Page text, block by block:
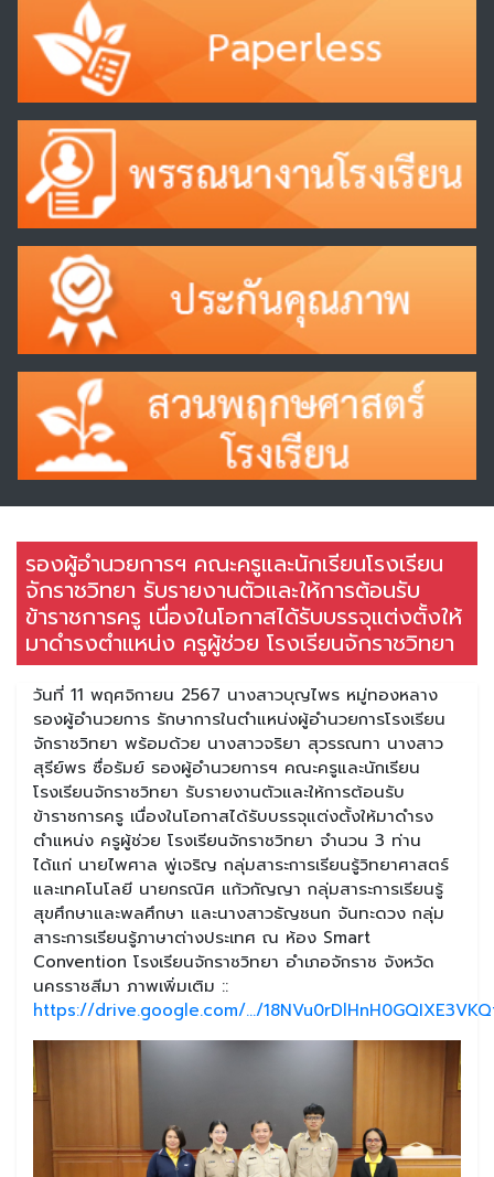
รองผู้อำนวยการฯ คณะครูและนักเรียนโรงเรียน
จักราชวิทยา รับรายงานตัวและให้การต้อนรับ
ข้าราชการครู เนื่องในโอกาสได้รับบรรจุแต่งตั้งให้
มาดำรงตำแหน่ง ครูผู้ช่วย โรงเรียนจักราชวิทยา
วันที่ 11 พฤศจิกายน 2567 นางสาวบุญไพร หมู่ทองหลาง
รองผู้อำนวยการ รักษาการในตำแหน่งผู้อำนวยการโรงเรียน
จักราชวิทยา พร้อมด้วย นางสาวจริยา สุวรรณทา นางสาว
สุรีย์พร ซื่อรัมย์ รองผู้อำนวยการฯ คณะครูและนักเรียน
โรงเรียนจักราชวิทยา รับรายงานตัวและให้การต้อนรับ
ข้าราชการครู เนื่องในโอกาสได้รับบรรจุแต่งตั้งให้มาดำรง
ตำแหน่ง ครูผู้ช่วย โรงเรียนจักราชวิทยา จำนวน 3 ท่าน
ได้แก่ นายไพศาล พู่เจริญ กลุ่มสาระการเรียนรู้วิทยาศาสตร์
และเทคโนโลยี นายกรณิศ แก้วกัญญา กลุ่มสาระการเรียนรู้
สุขศึกษาและพลศึกษา และนางสาวธัญชนก จันทะดวง กลุ่ม
สาระการเรียนรู้ภาษาต่างประเทศ ณ ห้อง Smart
Convention โรงเรียนจักราชวิทยา อำเภอจักราช จังหวัด
นครราชสีมา ภาพเพิ่มเติม ::
https://drive.google.com/.../